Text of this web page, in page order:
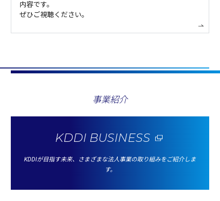
内容です。
ぜひご視聴ください。
事業紹介
KDDI BUSINESS
KDDIが目指す未来、さまざまな法人事業の取り組みをご紹介しま
す。